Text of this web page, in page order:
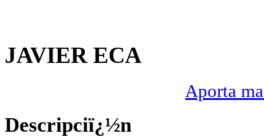
JAVIER ECA
Aporta
Descripciï¿½n